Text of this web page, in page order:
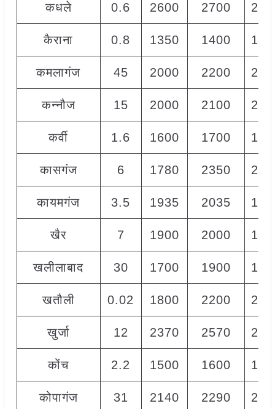
कधले 0.6 2600 2700
कैराना 0.8 1350 1400
कमलागंज 45 2000 2200
कन्नौज 15 2000 2100
कर्वी 1.6 1600 1700
कासगंज 6 1780 2350
कायमगंज 3.5 1935 2035
खैर 7 1900 2000
खलीलाबाद 30 1700 1900
खतौली 0.02 1800 2200
खुर्जा 12 2370 2570
कोंच 2.2 1500 1600
कोपागंज 31 2140 2290